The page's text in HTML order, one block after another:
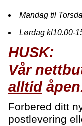
Mandag til
Lørdag kl10.00-
HUSK:
Vår
alltid
Forbered ditt
postlevering